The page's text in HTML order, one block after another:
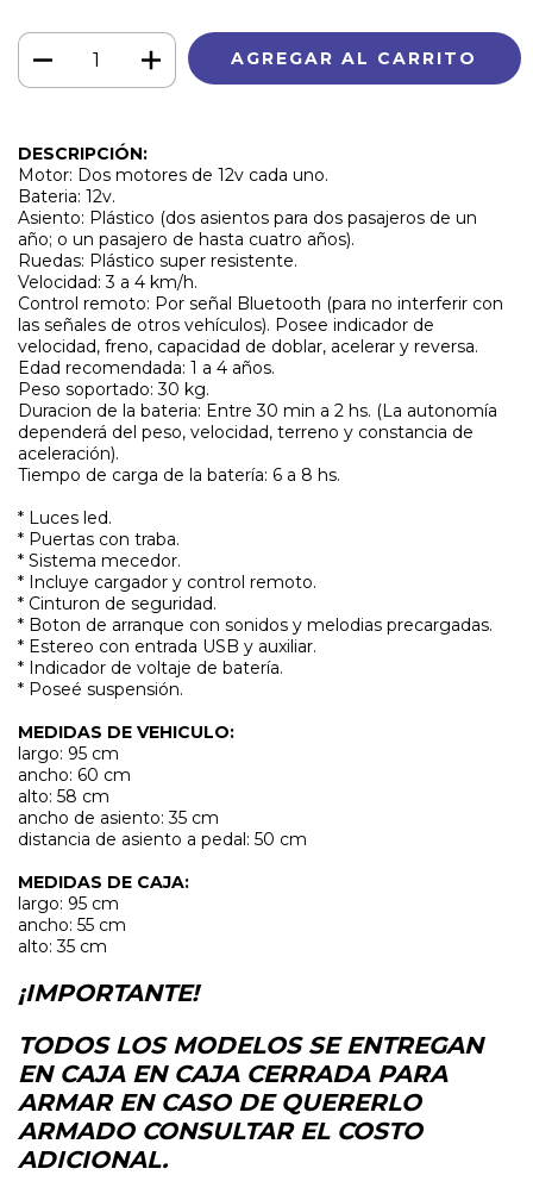
DESCRIPCIÓN:
Motor: Dos motores de 12v cada uno.
Bateria: 12v.
Asiento: Plástico (dos asientos para dos pasajeros de un
año; o un pasajero de hasta cuatro años).
Ruedas: Plástico super resistente.
Velocidad: 3 a 4 km/h.
Control remoto: Por señal Bluetooth (para no interferir con
las señales de otros vehículos). Posee indicador de
velocidad, freno, capacidad de doblar, acelerar y reversa.
Edad recomendada: 1 a 4 años.
Peso soportado: 30 kg.
Duracion de la bateria: Entre 30 min a 2 hs. (La autonomía
dependerá del peso, velocidad, terreno y constancia de
aceleración).
Tiempo de carga de la batería: 6 a 8 hs.
* Luces led.
* Puertas con traba.
* Sistema mecedor.
* Incluye cargador y control remoto.
* Cinturon de seguridad.
* Boton de arranque con sonidos y melodias precargadas.
* Estereo con entrada USB y auxiliar.
* Indicador de voltaje de batería.
* Poseé suspensión.
MEDIDAS DE VEHICULO:
largo: 95 cm
ancho: 60 cm
alto: 58 cm
ancho de asiento: 35 cm
distancia de asiento a pedal: 50 cm
MEDIDAS DE CAJA:
largo: 95 cm
ancho: 55 cm
alto: 35 cm
¡IMPORTANTE!
TODOS LOS MODELOS SE ENTREGAN
EN CAJA EN CAJA CERRADA PARA
ARMAR EN CASO DE QUERERLO
ARMADO CONSULTAR EL COSTO
ADICIONAL.